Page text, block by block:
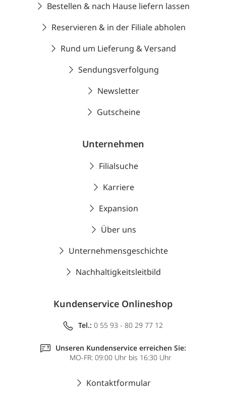
Bestellen & nach Hause liefern lassen
Reservieren & in der Filiale abholen
Rund um Lieferung & Versand
Sendungsverfolgung
Newsletter
Gutscheine
Unternehmen
Filialsuche
Karriere
Expansion
Über uns
Unternehmensgeschichte
Nachhaltigkeitsleitbild
Kundenservice Onlineshop
Tel.: 0 55 93 - 80 29 77 12
Unseren Kundenservice erreichen Sie:
MO-FR: 09:00 Uhr bis 16:30 Uhr
Kontaktformular